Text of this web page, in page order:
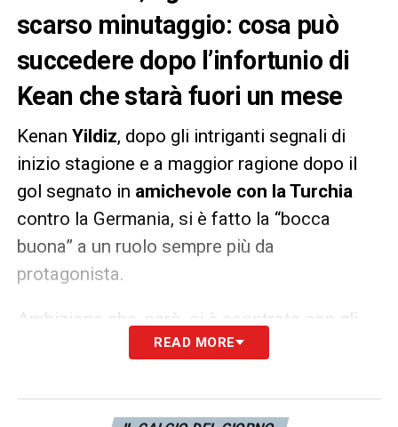
scarso minutaggio: cosa può
succedere dopo l’infortunio di
Kean che starà fuori un mese
Kenan Yildiz, dopo gli intriganti segnali di
inizio stagione e a maggior ragione dopo il
gol segnato in amichevole con la Turchia
contro la Germania, si è fatto la “bocca
buona” a un ruolo sempre più da
protagonista.
Ambizione che, però, si è scontrata con gli
zero minuti totalizzati nell’ultimo mese e
non ha entusiasmato nemmeno l’entourage
READ MORE